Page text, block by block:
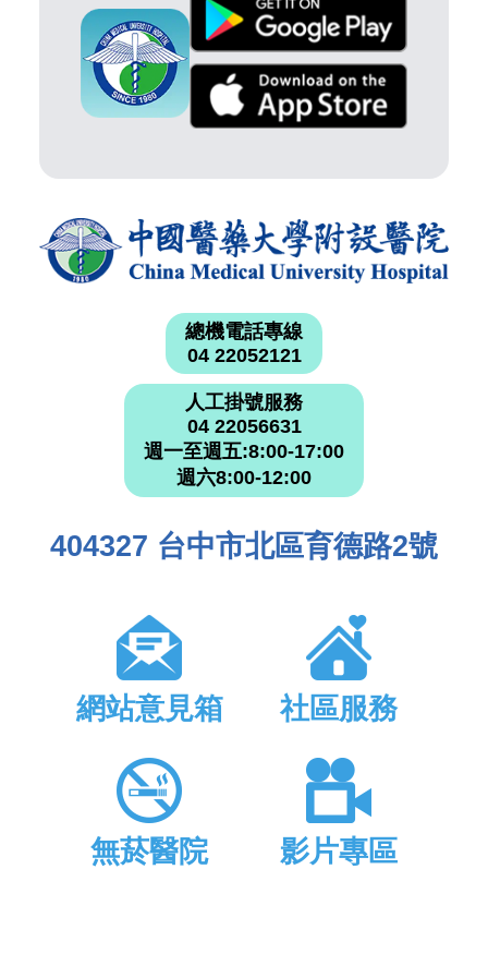
總機電話專線
04 22052121
人工掛號服務
04 22056631
週一至週五:8:00-17:00
週六8:00-12:00
404327 台中市北區育德路2號
網站意見箱 社區服務
無菸醫院 影片專區